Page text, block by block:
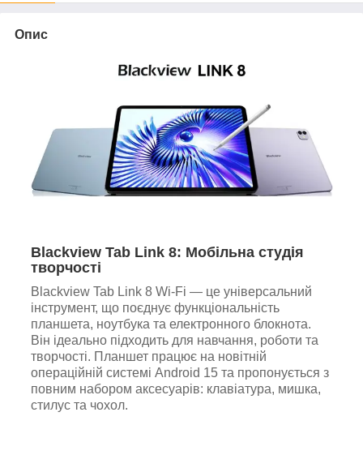
Опис
Blackview Tab Link 8: Мобільна студія
творчості
Blackview Tab Link 8 Wi-Fi — це універсальний
інструмент, що поєднує функціональність
планшета, ноутбука та електронного блокнота.
Він ідеально підходить для навчання, роботи та
творчості. Планшет працює на новітній
операційній системі Android 15 та пропонується з
повним набором аксесуарів: клавіатура, мишка,
стилус та чохол.